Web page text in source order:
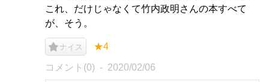
これ、だけじゃなくて竹内政明さんの本すべて
が、そう。
ナイス ★4
コメント(0) 2020/02/06